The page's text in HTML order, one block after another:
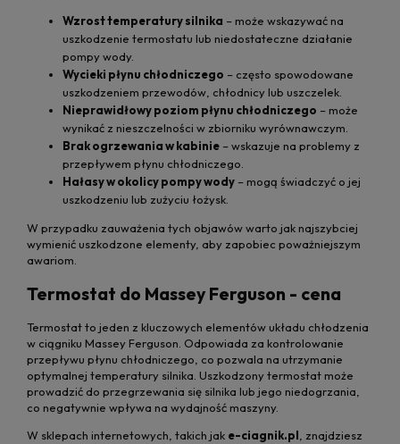
Wzrost temperatury silnika – może wskazywać na
uszkodzenie termostatu lub niedostateczne działanie
pompy wody.
Wycieki płynu chłodniczego – często spowodowane
uszkodzeniem przewodów, chłodnicy lub uszczelek.
Nieprawidłowy poziom płynu chłodniczego – może
wynikać z nieszczelności w zbiorniku wyrównawczym.
Brak ogrzewania w kabinie – wskazuje na problemy z
przepływem płynu chłodniczego.
Hałasy w okolicy pompy wody – mogą świadczyć o jej
uszkodzeniu lub zużyciu łożysk.
W przypadku zauważenia tych objawów warto jak najszybciej
wymienić uszkodzone elementy, aby zapobiec poważniejszym
awariom.
Termostat do Massey Ferguson - cena
Termostat to jeden z kluczowych elementów układu chłodzenia
w ciągniku Massey Ferguson. Odpowiada za kontrolowanie
przepływu płynu chłodniczego, co pozwala na utrzymanie
optymalnej temperatury silnika. Uszkodzony termostat może
prowadzić do przegrzewania się silnika lub jego niedogrzania,
co negatywnie wpływa na wydajność maszyny.
W sklepach internetowych, takich jak e-ciagnik.pl , znajdziesz